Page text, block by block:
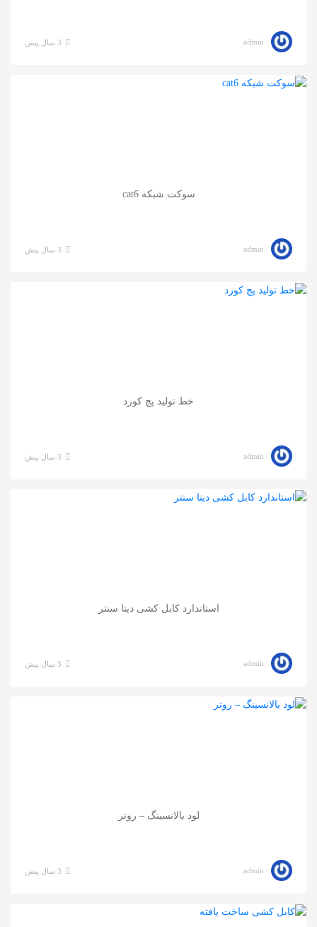
admin 3 سال پیش
سوکت شبکه cat6
admin 3 سال پیش
خط تولید پچ کورد
admin 3 سال پیش
استاندارد کابل کشی دیتا سنتر
admin 3 سال پیش
لود بالانسینگ – روتر
admin 3 سال پیش